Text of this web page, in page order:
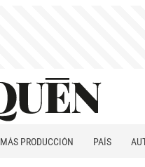
MÁS PRODUCCIÓN PAÍS